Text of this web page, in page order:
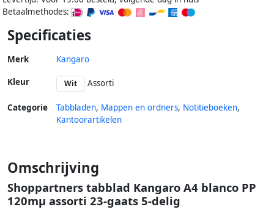
Betaalmethodes:
Specificaties
Merk Kangaro
Kleur Wit Assorti
Categorie Tabbladen, Mappen en ordners, Notitieboeken,
Kantoorartikelen
Omschrijving
Shoppartners tabblad Kangaro A4 blanco PP
120mµ assorti 23-gaats 5-delig